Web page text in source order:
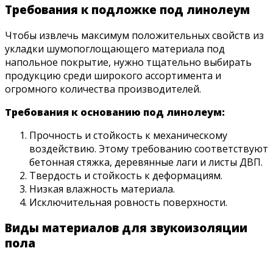
Требования к подложке под линолеум
Чтобы извлечь максимум положительных свойств из
укладки шумопоглощающего материала под
напольное покрытие, нужно тщательно выбирать
продукцию среди широкого ассортимента и
огромного количества производителей.
Требования к основанию под линолеум:
Прочность и стойкость к механическому
воздействию. Этому требованию соответствуют
бетонная стяжка, деревянные лаги и листы ДВП.
Твердость и стойкость к деформациям.
Низкая влажность материала.
Исключительная ровность поверхности.
Виды материалов для звукоизоляции
пола